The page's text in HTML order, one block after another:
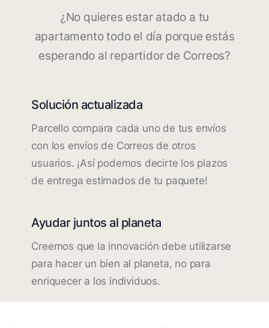
¿No quieres estar atado a tu
apartamento todo el día porque estás
esperando al repartidor de Correos?
Solución actualizada
Parcello compara cada uno de tus envíos
con los envíos de Correos de otros
usuarios. ¡Así podemos decirte los plazos
de entrega estimados de tu paquete!
Ayudar juntos al planeta
Creemos que la innovación debe utilizarse
para hacer un bien al planeta, no para
enriquecer a los individuos.